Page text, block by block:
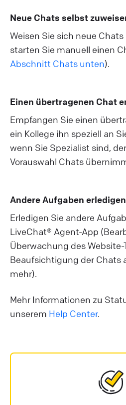
Neue Chats selbst
Weisen Sie sich neue
starten Sie manuell einen
Abschnitt Chats unten).
Einen übertragenen Chat
Empfangen Sie einen
ein Kollege ihn speziell an
wenn Sie Spezialist sind,
Vorauswahl Chats
Andere Aufgaben erledigen
Erledigen Sie andere
LiveChat® Agent-App
Überwachung des Website-
Beaufsichtigung der Chats
mehr).
Mehr Informationen zu
unserem Help Center.